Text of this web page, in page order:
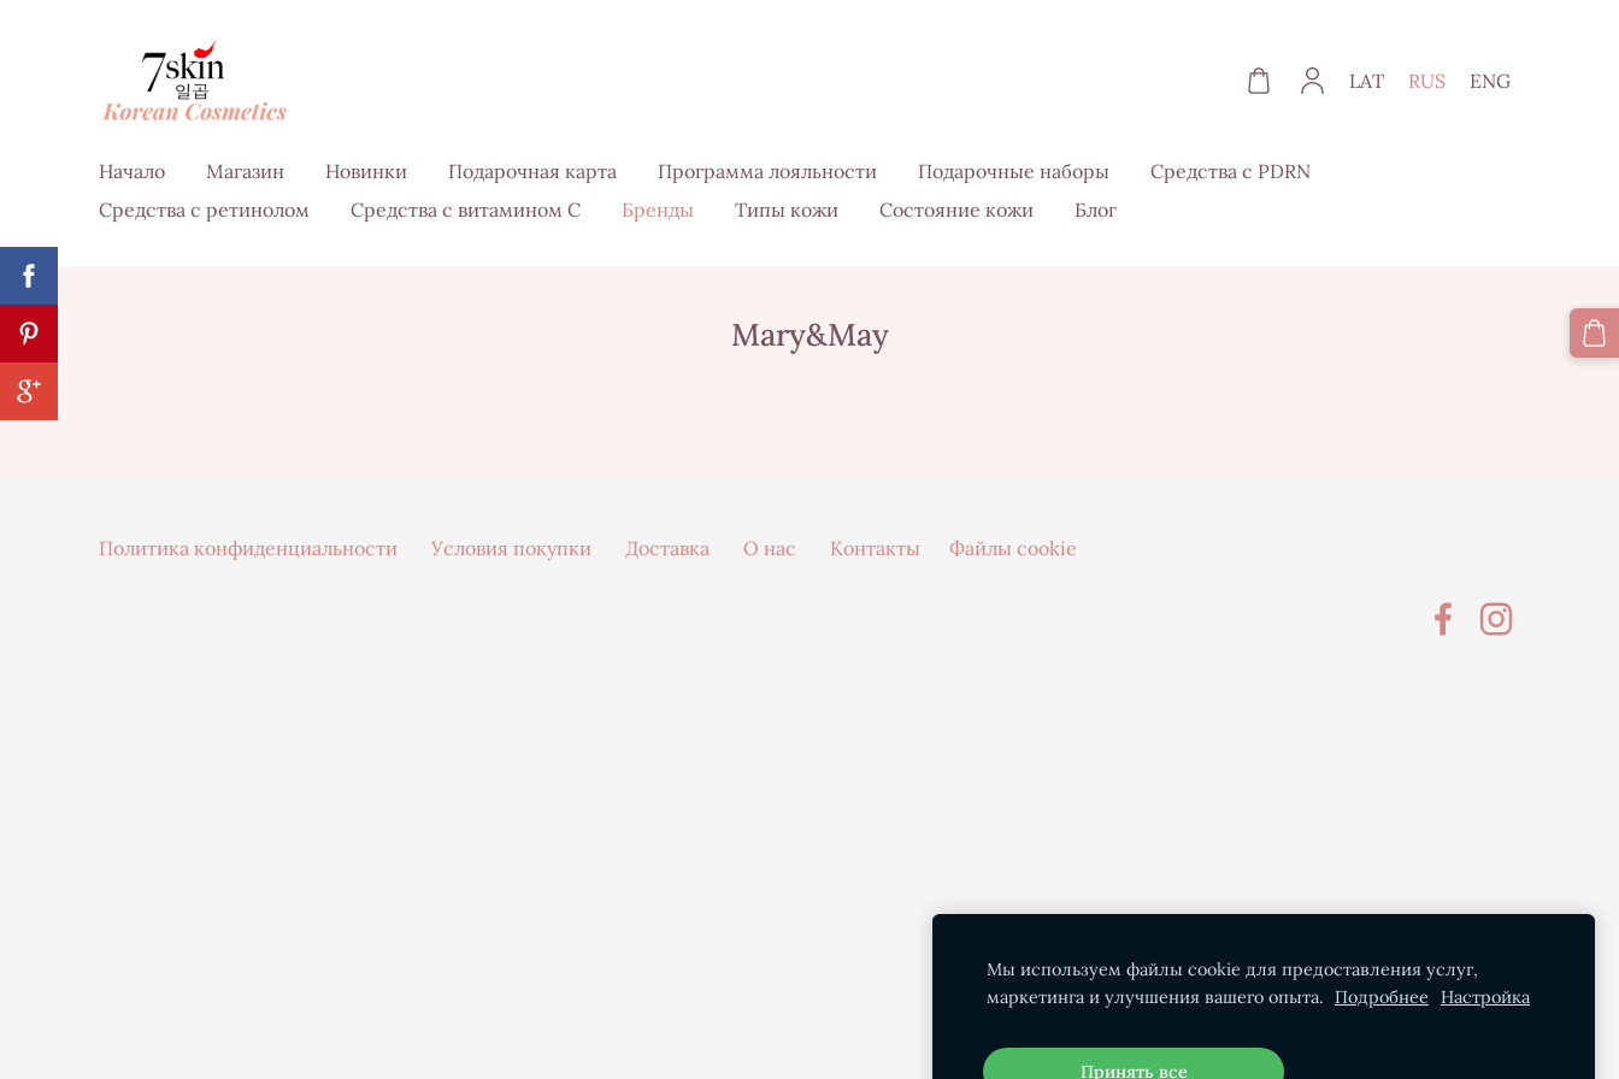
Начало Магазин Новинки Подарочная карта Программа лояльности Подарочные наборы
Средства с PDRN
Средства с ретинолом
Средства с витамином С Бренды Типы кожи Состояние кожи Блог
LAT RUS ENG
Mary&May
Политика конфиденциальности Условия покупки Доставка О нас Контакты Файлы cookie
Мы используем файлы cookie для предоставления услуг,
маркетинга и улучшения вашего опыта.
Подробнее Настройка
Принять все